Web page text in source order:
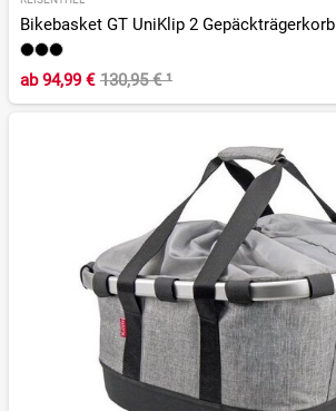
Bikebasket GT UniKlip 2 Gepäckträgerkorb
ab94,99 € 130,95 €¹